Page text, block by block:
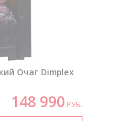
Очаг Dimplex
148 990 РУБ.